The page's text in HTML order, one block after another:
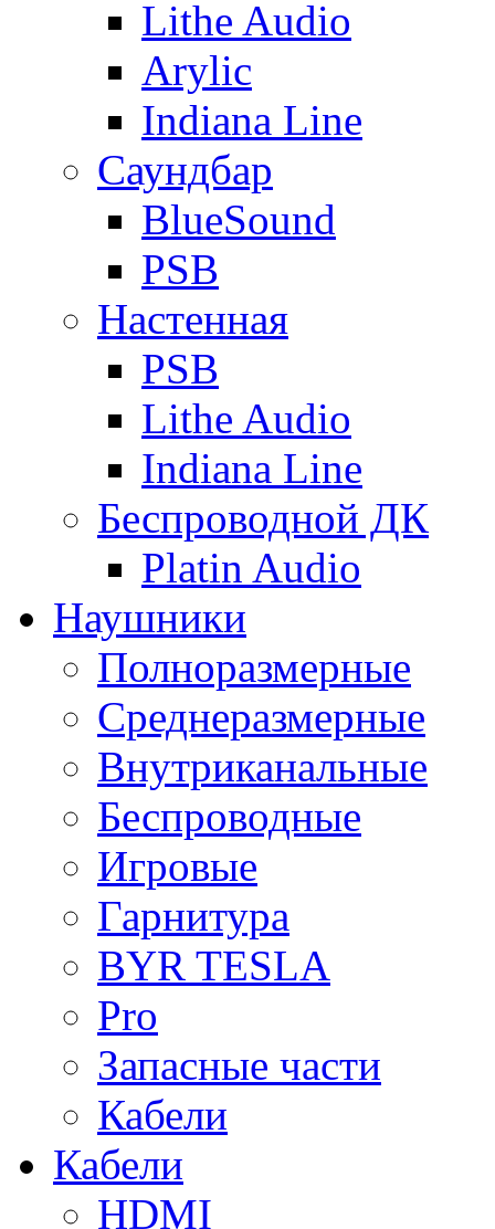
Lithe Audio
Arylic
Indiana Line
Саундбар
BlueSound
PSB
Настенная
PSB
Lithe Audio
Indiana Line
Беспроводной ДК
Platin Audio
Наушники
Полноразмерные
Среднеразмерные
Внутриканальные
Беспроводные
Игровые
Гарнитура
BYR TESLA
Pro
Запасные части
Кабели
Кабели
HDMI